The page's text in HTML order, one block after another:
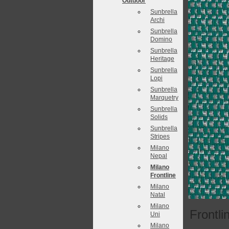
Sunbrella
Archi
Sunbrella
Domino
Sunbrella
Heritage
Sunbrella
Lopi
Sunbrella
Marquetry
Sunbrella
Solids
Sunbrella
Stripes
Milano
Nepal
Milano
Frontline
Milano
Natal
Milano
Uni
Milano